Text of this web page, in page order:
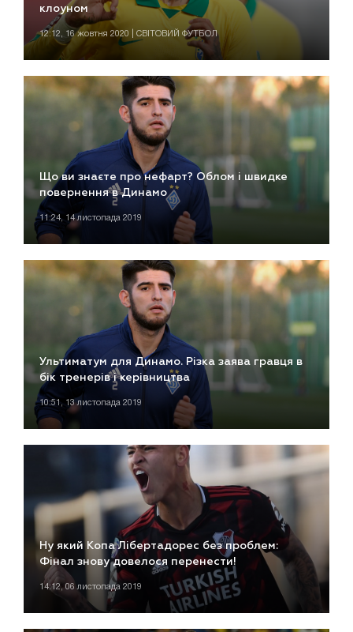
клоуном
12:12, 16 жовтня 2020 | СВІТОВИЙ ФУТБОЛ
Що ви знаєте про нефарт? Облом і швидке
повернення в Динамо
11:24, 14 листопада 2019
Ультиматум для Динамо. Різка заява гравця в
бік тренерів і керівництва
10:51, 13 листопада 2019
Ну який Копа Лібертадорес без проблем:
Фінал знову довелося перенести!
14:12, 06 листопада 2019